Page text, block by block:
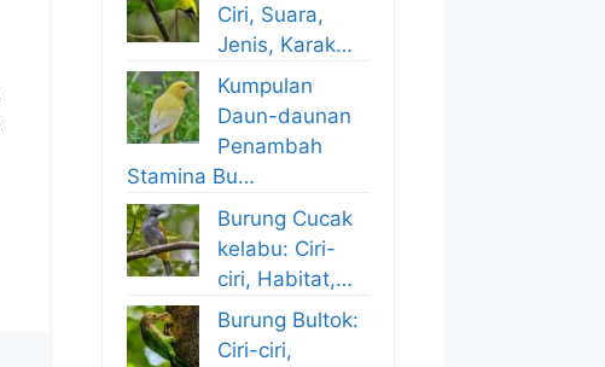
Ciri, Suara,
Jenis, Karak…
Kumpulan
Daun-daunan
Penambah
Stamina Bu…
Burung Cucak
kelabu: Ciri-
ciri, Habitat,…
Burung Bultok:
Ciri-ciri,